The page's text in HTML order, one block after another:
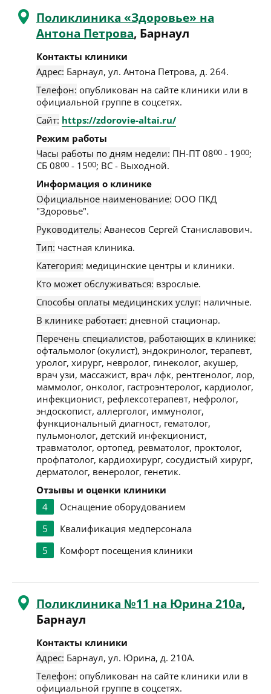
Поликлиника «Здоровье» на
Антона Петрова, Барнаул
Контакты клиники
Адрес: Барнаул, ул. Антона Петрова, д. 264.
Телефон: опубликован на сайте клиники или в
официальной группе в соцсетях.
Сайт: https://zdorovie-altai.ru/
Режим работы
Часы работы по дням недели: ПН-ПТ 0800 - 1900;
СБ 0800 - 1500; ВС - Выходной.
Информация о клинике
Официальное наименование: ООО ПКД
"Здоровье".
Руководитель: Аванесов Сергей Станиславович.
Тип: частная клиника.
Категория: медицинские центры и клиники.
Кто может обслуживаться: взрослые.
Способы оплаты медицинских услуг: наличные.
В клинике работает: дневной стационар.
Перечень специалистов, работающих в клинике:
офтальмолог (окулист), эндокринолог, терапевт,
уролог, хирург, невролог, гинеколог, акушер,
врач узи, массажист, врач лфк, рентгенолог, лор,
маммолог, онколог, гастроэнтеролог, кардиолог,
инфекционист, рефлексотерапевт, нефролог,
эндоскопист, аллерголог, иммунолог,
функциональный диагност, гематолог,
пульмонолог, детский инфекционист,
травматолог, ортопед, ревматолог, проктолог,
профпатолог, кардиохирург, сосудистый хирург,
дерматолог, венеролог, генетик.
Отзывы и оценки клиники
4
Оснащение оборудованием
5
Квалификация медперсонала
5
Комфорт посещения клиники
Поликлиника №11 на Юрина 210а,
Барнаул
Контакты клиники
Адрес: Барнаул, ул. Юрина, д. 210А.
Телефон: опубликован на сайте клиники или в
официальной группе в соцсетях.